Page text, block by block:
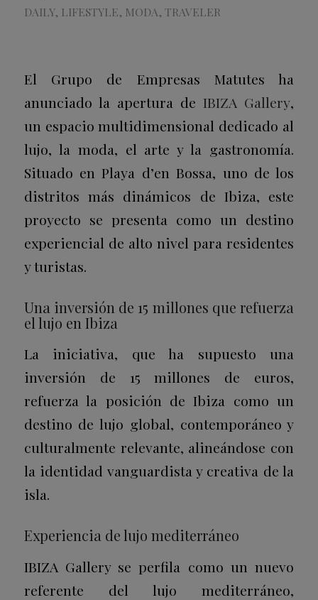
DAILY, LIFESTYLE, MODA, TRAVELER
El Grupo de Empresas Matutes ha
anunciado la apertura de IBIZA Gallery,
un espacio multidimensional dedicado al
lujo, la moda, el arte y la gastronomía.
Situado en Playa d’en Bossa, uno de los
distritos más dinámicos de Ibiza, este
proyecto se presenta como un destino
experiencial de alto nivel para residentes
y turistas.
Una inversión de 15 millones que refuerza
el lujo en Ibiza
La iniciativa, que ha supuesto una
inversión de 15 millones de euros,
refuerza la posición de Ibiza como un
destino de lujo global, contemporáneo y
culturalmente relevante, alineándose con
la identidad vanguardista y creativa de la
isla.
Experiencia de lujo mediterráneo
IBIZA Gallery se perfila como un nuevo
referente del lujo mediterráneo,